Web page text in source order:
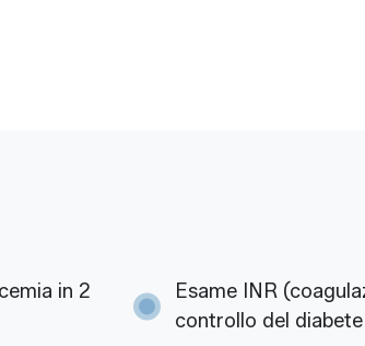
in 2
Esame INR
controllo del diabete